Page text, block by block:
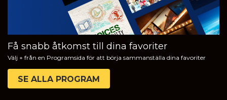
Få snabb åtkomst till dina favoriter
Välj + från en Programsida för att börja sammanställa dina favoriter
SE ALLA PROGRAM